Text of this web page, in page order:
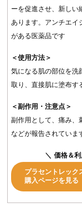
ーを促進させ、新しい
あります。アンチエイ
がある医薬品です
＜使用方法＞
気になる肌の部位を洗
取り、直接肌に塗布す
＜副作用・注意点＞
副作用として、痛み、
などが報告されていま
＼ 価格＆
プラセントレック
購入ページを見る